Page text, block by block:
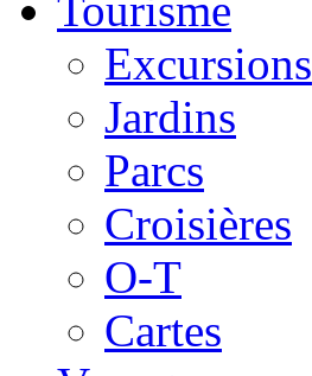
Excursions
Jardins
Parcs
Croisières
O-T
Cartes